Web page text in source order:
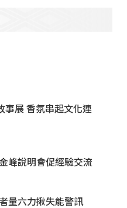
事展 香氛串起文化連
峰說明會促經驗交流
量六力揪失能警訊